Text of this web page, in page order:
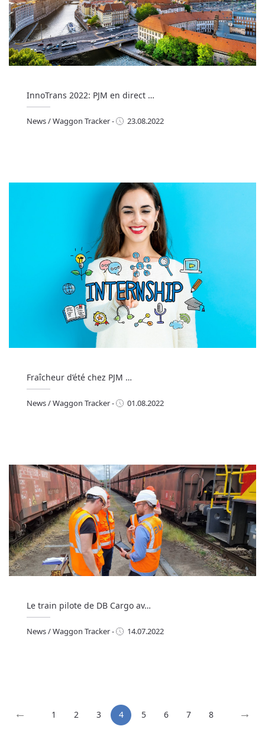
InnoTrans 2022: PJM en direct …
News/Waggon Tracker-
23.08.2022
Fraîcheur d’été chez PJM …
News/Waggon Tracker-
01.08.2022
Le train pilote de DB Cargo av…
News/Waggon Tracker-
14.07.2022
← 1 2 3 4 5 6 7 8 →